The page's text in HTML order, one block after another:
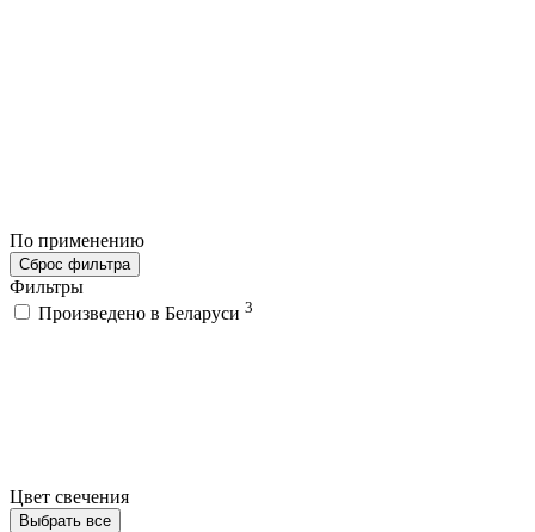
По применению
Сброс фильтра
Фильтры
Произведено в Беларуси 3
Цвет свечения
Выбрать все